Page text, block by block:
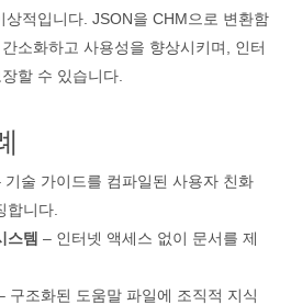
적입니다. JSON을 CHM으로 변환함
소화하고 사용성을 향상시키며, 인터
할 수 있습니다.
기술 가이드를 컴파일된 사용자 친화
합니다.
스템 – 인터넷 액세스 없이 문서를 제
구조화된 도움말 파일에 조직적 지식